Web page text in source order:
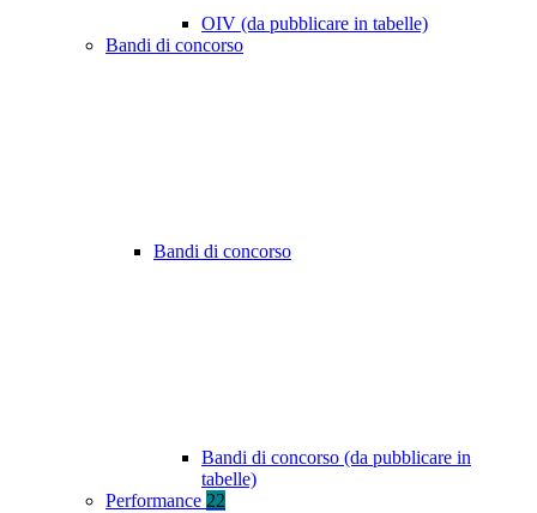
OIV (da pubblicare in tabelle)
Bandi di concorso
Bandi di concorso
Bandi di concorso (da pubblicare in
tabelle)
Performance 22